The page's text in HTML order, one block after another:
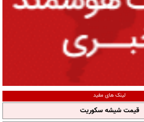
لینک های مفید
قیمت شیشه سکوریت